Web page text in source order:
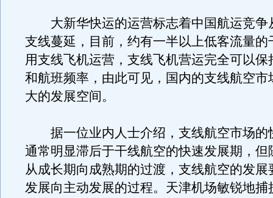
大新华快运的运营标志着中国航运竞争
支线蔓延，目前，约有一半以上低客流量的
用支线飞机运营，支线飞机营运完全可以保
和航班频率，由此可见，国内的支线航空市
大的发展空间。
据一位业内人士介绍，支线航空市场的
通常明显滞后于干线航空的快速发展期，但
从成长期向成熟期的过渡，支线航空的发展
发展向主动发展的过程。 天津机场敏锐地捕